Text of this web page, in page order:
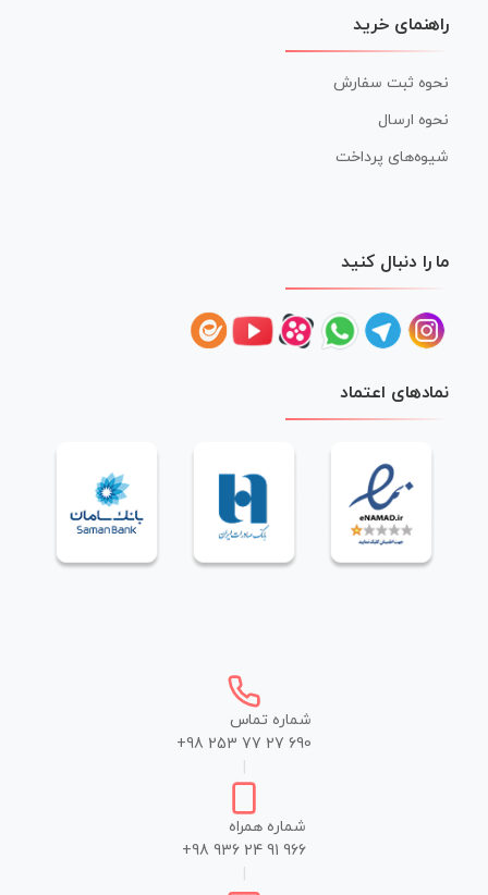
راهنمای خرید
نحوه ثبت سفارش
نحوه ارسال
شیوه‌های پرداخت
ما را دنبال کنید
نمادهای اعتماد
شماره تماس
+98 253 77 27 690
شماره همراه
+98 936 24 91 966